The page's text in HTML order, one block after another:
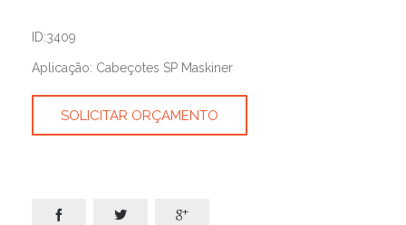
ID:3409
Aplicação: Cabeçotes SP Maskiner
SOLICITAR ORÇAMENTO
  